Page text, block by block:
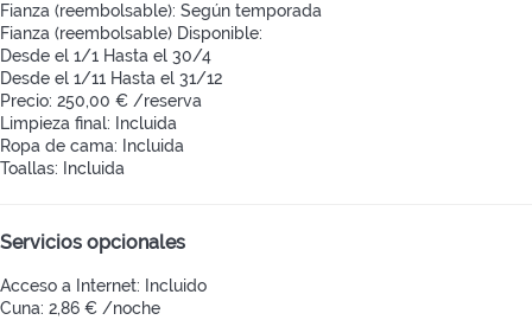
Fianza (reembolsable): Según temporada
Fianza (reembolsable) Disponible:
Desde el 1/1 Hasta el 30/4
Desde el 1/11 Hasta el 31/12
Precio: 250,00 € /reserva
Limpieza final: Incluida
Ropa de cama: Incluida
Toallas: Incluida
Servicios opcionales
Acceso a Internet: Incluido
Cuna: 2,86 € /noche